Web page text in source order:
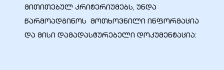
მითითებულ კრიტერიუმებს, უნდა
წარმოადგინოს მოთხოვნილი ინფორმაცია
და მისი დამადასტურებელი დოკუმენტაცია: